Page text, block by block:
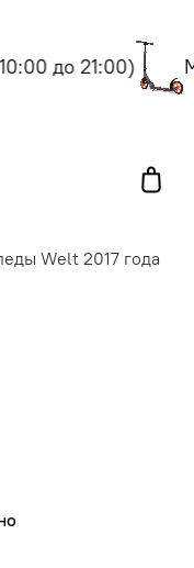
до 21:00)
Welt 2017 года